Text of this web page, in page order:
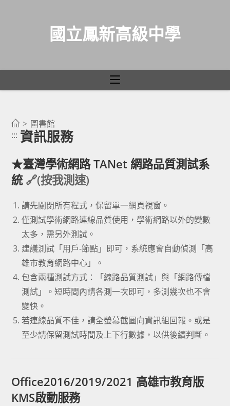
國立鳳新高級中學
> 圖書館
::: 資訊服務
★臺灣學術網路 TANet 網路品質測試系
統 🔗(按我測速)
請先關閉所有程式，保留單一網頁視窗。
僅測試學術網路連線品質使用，學術網路以外的變數
太多，需另外測試。
建議測試「用戶-節點」即可，系統應會自動偵測「高
雄市教育網路中心」。
包含兩種測試方式：「線路品質測試」與「網路傳檔
測試」。短時間內請各測一次即可，多測幾次也不會
變快。
若連線品質不佳，請全螢幕截圖向資訊組回報。或是
至少請保留測試時間及上下行數據，以供後續判斷。
Office2016/2019/2021 高雄市教育版
KMS啟動服務